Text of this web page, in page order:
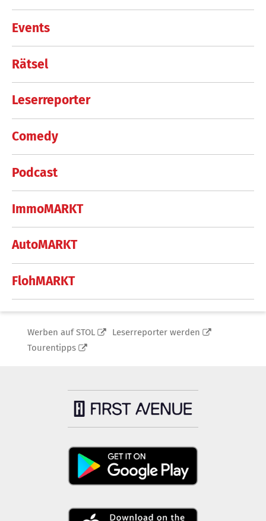
Events
Rätsel
Leserreporter
Comedy
Podcast
ImmoMARKT
AutoMARKT
FlohMARKT
Werben auf STOL
Leserreporter werden
Tourentipps